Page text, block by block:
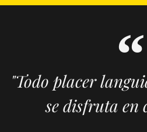
"Todo placer
se disfruta en